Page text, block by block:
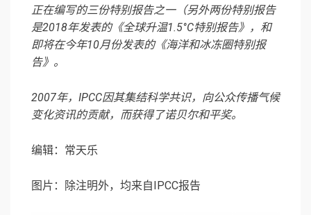
正在编写的三份特别报告之一（另外两份特别报告
是2018年发表的《全球升温1.5°C特别报告》，和
即将在今年10月份发表的《海洋和冰冻圈特别报
告》。
2007年，IPCC因其集结科学共识，向公众传播气候
变化资讯的贡献，而获得了诺贝尔和平奖。
编辑：常天乐
图片：除注明外，均来自IPCC报告